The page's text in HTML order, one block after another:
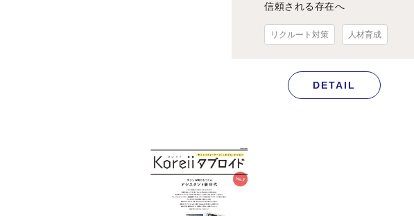
信頼される存在へ
リクルート対策 人材育成
DETAIL